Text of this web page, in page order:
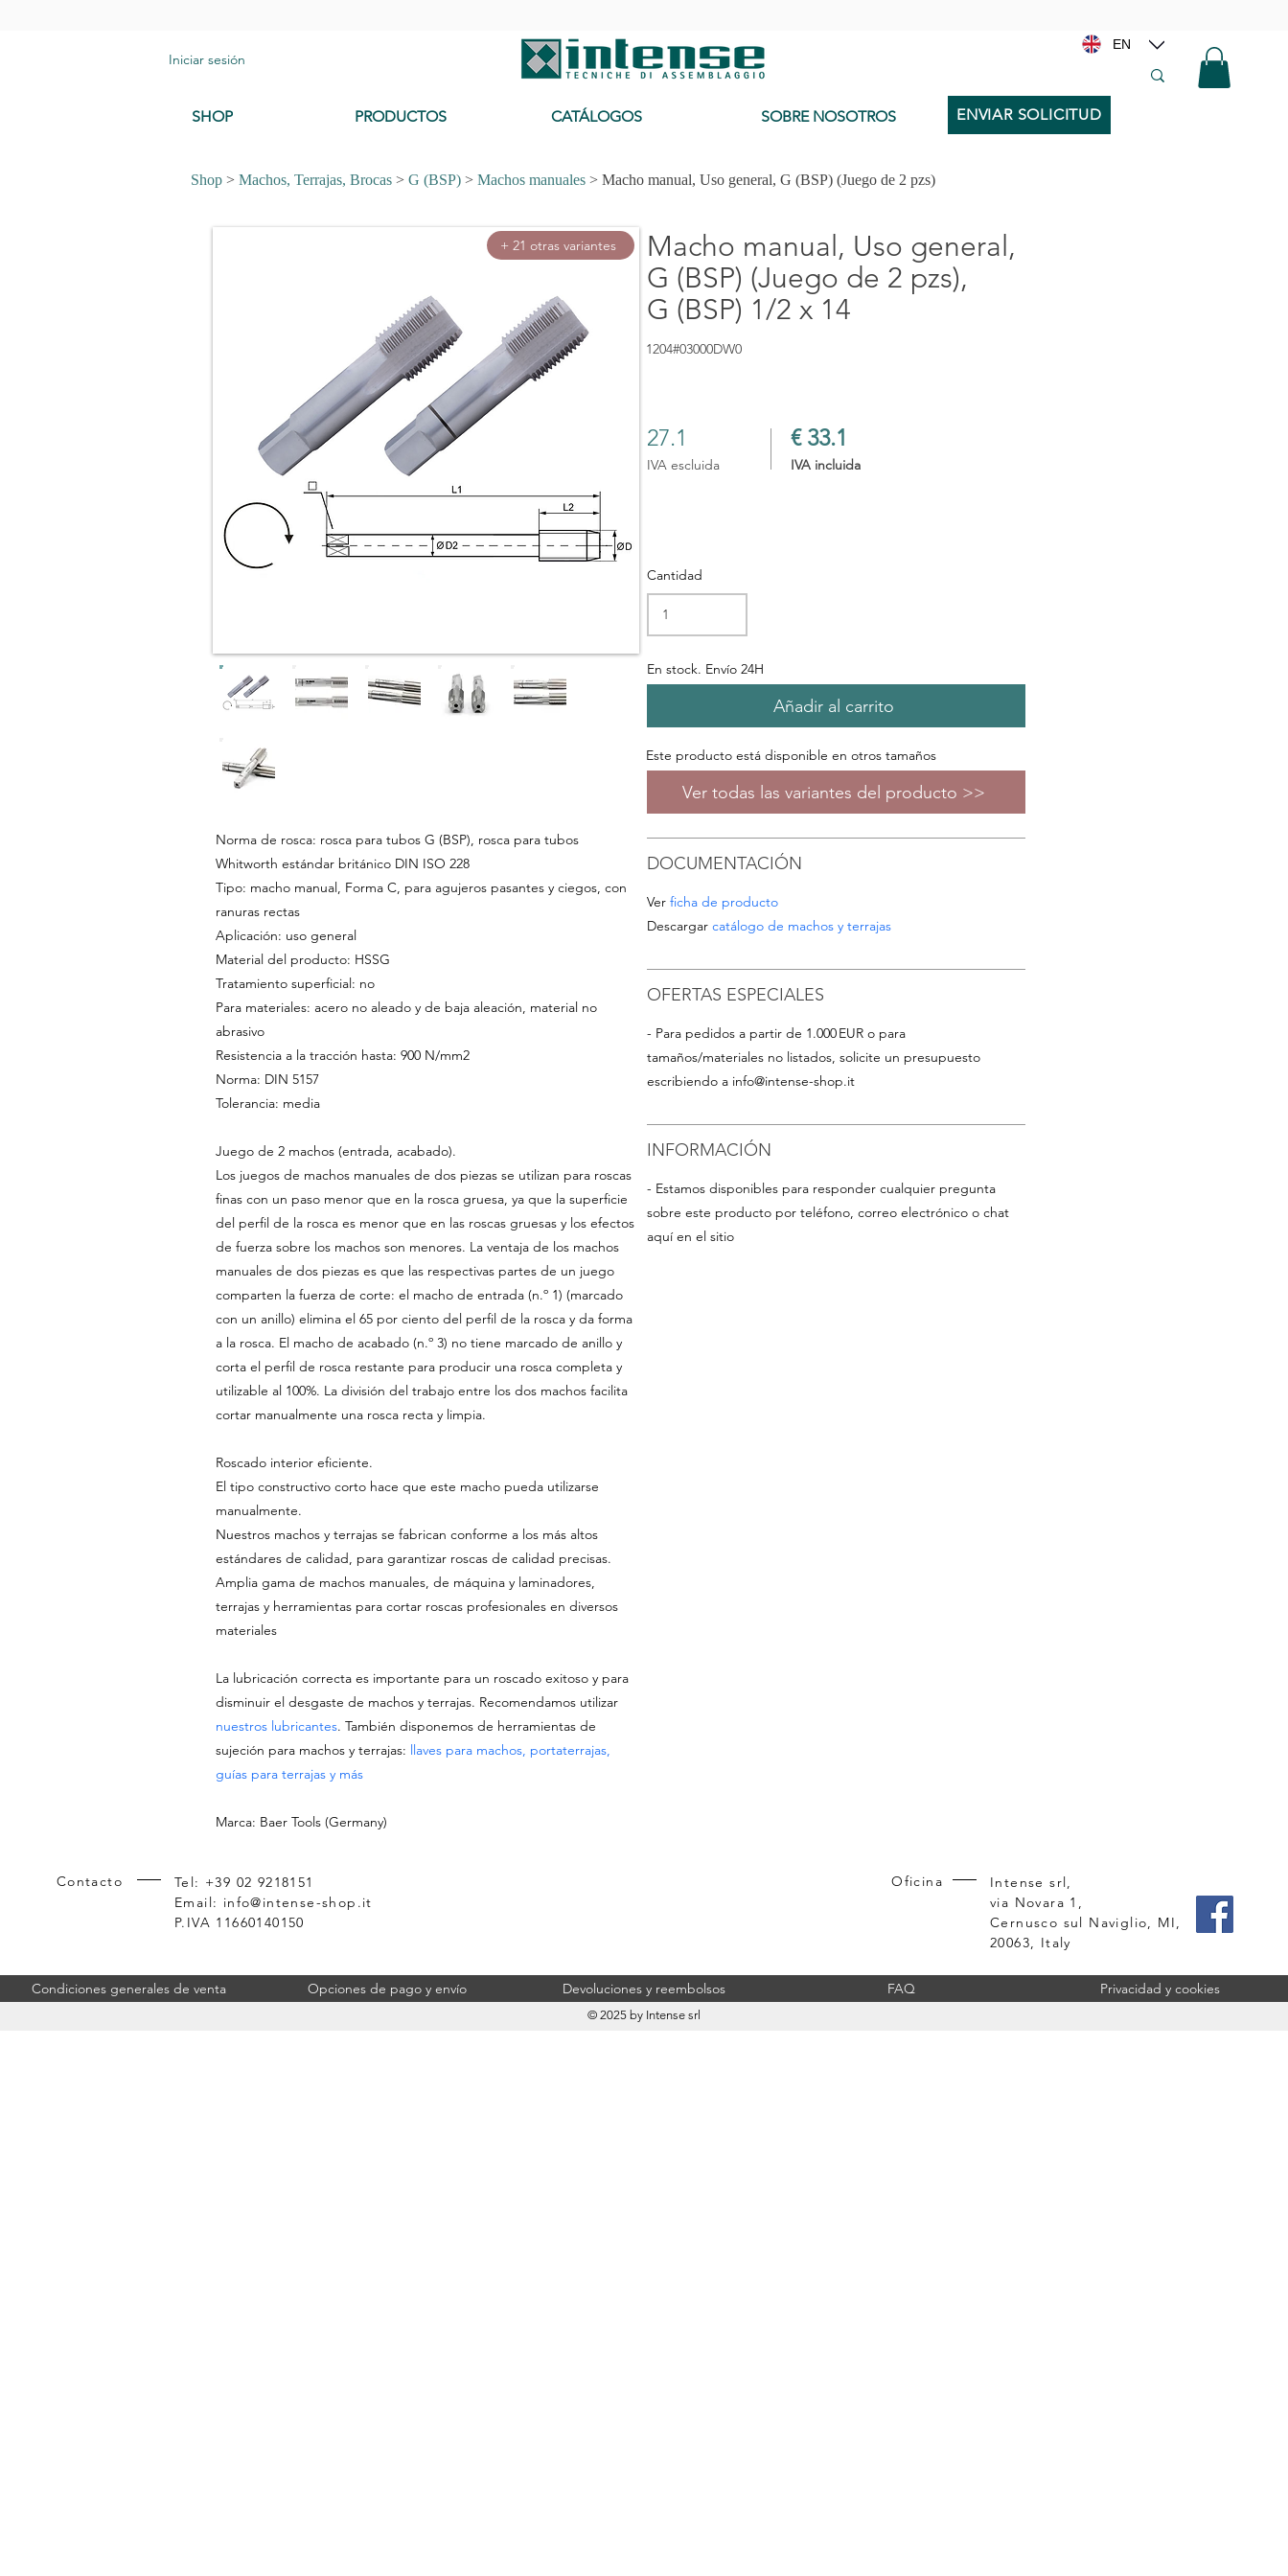
Iniciar sesión
EN
SHOP PRODUCTOS CATÁLOGOS SOBRE NOSOTROS ENVIAR SOLICITUD
Shop > Machos, Terrajas, Brocas > G (BSP) > Machos manuales > Macho manual, Uso general, G (BSP) (Juego de 2 pzs)
+ 21 otras variantes
Norma de rosca: rosca para tubos G (BSP), rosca para tubos
Whitworth estándar británico DIN ISO 228
Tipo: macho manual, Forma C, para agujeros pasantes y ciegos, con
ranuras rectas
Aplicación: uso general
Material del producto: HSSG
Tratamiento superficial: no
Para materiales: acero no aleado y de baja aleación, material no
abrasivo
Resistencia a la tracción hasta: 900 N/mm2
Norma: DIN 5157
Tolerancia: media
Juego de 2 machos (entrada, acabado).
Los juegos de machos manuales de dos piezas se utilizan para roscas
finas con un paso menor que en la rosca gruesa, ya que la superficie
del perfil de la rosca es menor que en las roscas gruesas y los efectos
de fuerza sobre los machos son menores. La ventaja de los machos
manuales de dos piezas es que las respectivas partes de un juego
comparten la fuerza de corte: el macho de entrada (n.º 1) (marcado
con un anillo) elimina el 65 por ciento del perfil de la rosca y da forma
a la rosca. El macho de acabado (n.º 3) no tiene marcado de anillo y
corta el perfil de rosca restante para producir una rosca completa y
utilizable al 100%. La división del trabajo entre los dos machos facilita
cortar manualmente una rosca recta y limpia.
Roscado interior eficiente.
El tipo constructivo corto hace que este macho pueda utilizarse
manualmente.
Nuestros machos y terrajas se fabrican conforme a los más altos
estándares de calidad, para garantizar roscas de calidad precisas.
Amplia gama de machos manuales, de máquina y laminadores,
terrajas y herramientas para cortar roscas profesionales en diversos
materiales
La lubricación correcta es importante para un roscado exitoso y para
disminuir el desgaste de machos y terrajas. Recomendamos utilizar
nuestros lubricantes. También disponemos de herramientas de
sujeción para machos y terrajas: llaves para machos, portaterrajas,
guías para terrajas y más
Marca: Baer Tools (Germany)
Macho manual, Uso general,
G (BSP) (Juego de 2 pzs),
G (BSP) 1/2 x 14
1204#03000DW0
27.1 € 33.1
IVA escluida IVA incluida
Cantidad
En stock. Envío 24H
Añadir al carrito
Este producto está disponible en otros tamaños
Ver todas las variantes del producto >>
DOCUMENTACIÓN
Ver ficha de producto
Descargar catálogo de machos y terrajas
OFERTAS ESPECIALES
- Para pedidos a partir de 1.000 EUR o para
tamaños/materiales no listados, solicite un presupuesto
escribiendo a info@intense-shop.it
INFORMACIÓN
- Estamos disponibles para responder cualquier pregunta
sobre este producto por teléfono, correo electrónico o chat
aquí en el sitio
Contacto
Tel: +39 02 9218151
Email: info@intense-shop.it
P.IVA 11660140150
Oficina
Intense srl,
via Novara 1,
Cernusco sul Naviglio, MI,
20063, Italy
Condiciones generales de venta Opciones de pago y envío Devoluciones y reembolsos FAQ Privacidad y cookies
© 2025 by Intense srl